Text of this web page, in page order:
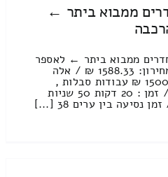
ממבוא ביתר ←
ממבוא ביתר ← לאספר
כולל פירוק והרכבה מחיר מחירון: 1588.33 ₪ / אלה
שבטווח המחירים 1900 – 1500 ₪ עבודות סבלות ,
טעינה ופריקה : 721.18 ₪ / זמן : 20 דקות 50 שניות